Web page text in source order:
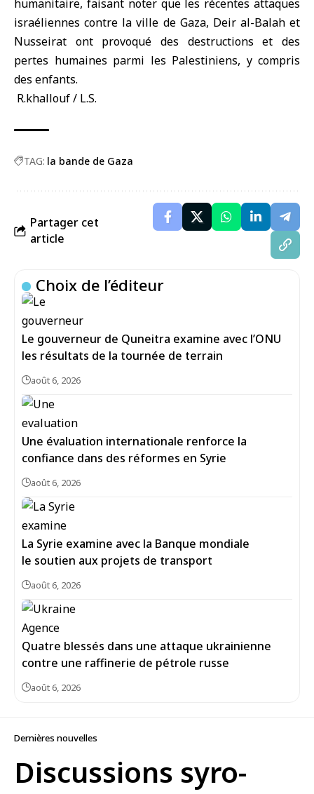
humanitaire, faisant noter que les récentes attaques
israéliennes contre la ville de Gaza, Deir al-Balah et
Nusseirat ont provoqué des destructions et des
pertes humaines parmi les Palestiniens, y compris
des enfants.
R.khallouf / L.S.
TAG: la bande de Gaza
Partager cet
article
Choix de l’éditeur
Le gouverneur de Quneitra examine avec l’ONU
les résultats de la tournée de terrain
août 6, 2026
Une évaluation internationale renforce la
confiance dans des réformes en Syrie
août 6, 2026
La Syrie examine avec la Banque mondiale
le soutien aux projets de transport
août 6, 2026
Quatre blessés dans une attaque ukrainienne
contre une raffinerie de pétrole russe
août 6, 2026
Dernières nouvelles
Discussions syro-